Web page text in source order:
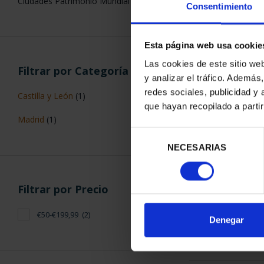
Consentimiento
Esta página web usa
Las cookies de este sitio
y analizar el tráfico.
redes sociales, publicidad y
que hayan recopilado a
consentimiento
NECESARIAS
Denegar
Filtrar por Categoría
Castilla y León (1)
Madrid (1)
Filtrar por Precio
€50-€199,99 (2)
CIUDADES
ALCALÁ
ORDENAR POR: